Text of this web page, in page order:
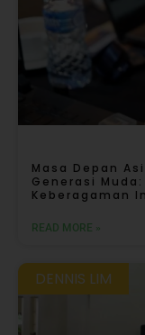
Masa Depan
Generasi
Keberagaman
READ MORE »
DENNIS LIM